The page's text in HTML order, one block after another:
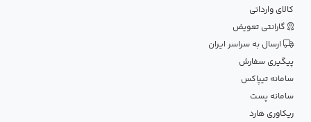
کالای وارداتی
گارانتی تعویض
ارسال به سراسر ایران
پیگیری سفارش
سامانه تیپاکس
سامانه پست
ریکاوری هارد